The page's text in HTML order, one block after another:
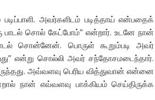
அவர்களிடம் படித்தாய் என்பதைக்
பாடல் சொல் கேட்போம்” என்றார். உடனே நான்
பாடல் சொன்னேன். பொருள் கூறும்படி அவர்
என்று சொல்லி அவர் சந்தோசமடைந்தார்.
அவ்வளவு பெரிய வித்துவான் என்னை
நான் எவ்வளவு பாக்கியம் செய்திருக்க